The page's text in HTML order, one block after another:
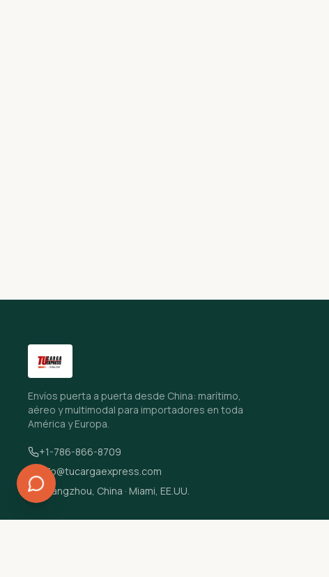
Envíos puerta a puerta desde China: marítimo,
aéreo y multimodal para importadores en toda
América y Europa.
+1-786-866-8709
info@tucargaexpress.com
Guangzhou, China · Miami, EE.UU.